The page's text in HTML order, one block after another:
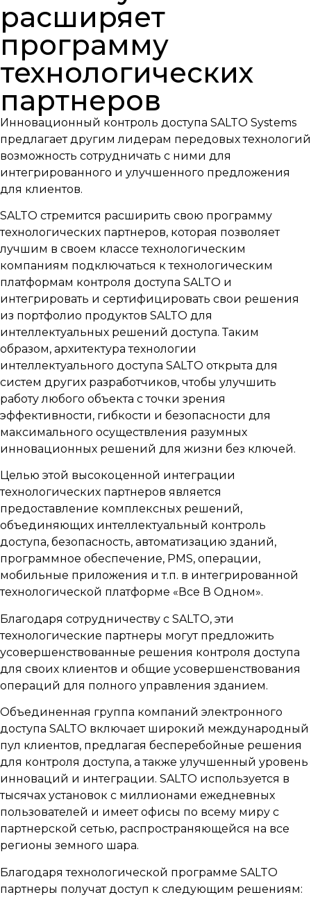
расширяет
программу
технологических
партнеров
Инновационный контроль доступа SALTO Systems
предлагает другим лидерам передовых технологий
возможность сотрудничать с ними для
интегрированного и улучшенного предложения
для клиентов.
SALTO стремится расширить свою программу
технологических партнеров, которая позволяет
лучшим в своем классе технологическим
компаниям подключаться к технологическим
платформам контроля доступа SALTO и
интегрировать и сертифицировать свои решения
из портфолио продуктов SALTO для
интеллектуальных решений доступа. Таким
образом, архитектура технологии
интеллектуального доступа SALTO открыта для
систем других разработчиков, чтобы улучшить
работу любого объекта с точки зрения
эффективности, гибкости и безопасности для
максимального осуществления разумных
инновационных решений для жизни без ключей.
Целью этой высокоценной интеграции
технологических партнеров является
предоставление комплексных решений,
объединяющих интеллектуальный контроль
доступа, безопасность, автоматизацию зданий,
программное обеспечение, PMS, операции,
мобильные приложения и т.п. в интегрированной
технологической платформе «Все В Одном».
Благодаря сотрудничеству с SALTO, эти
технологические партнеры могут предложить
усовершенствованные решения контроля доступа
для своих клиентов и общие усовершенствования
операций для полного управления зданием.
Объединенная группа компаний электронного
доступа SALTO включает широкий международный
пул клиентов, предлагая бесперебойные решения
для контроля доступа, а также улучшенный уровень
инноваций и интеграции. SALTO используется в
тысячах установок с миллионами ежедневных
пользователей и имеет офисы по всему миру с
партнерской сетью, распространяющейся на все
регионы земного шара.
Благодаря технологической программе SALTO
партнеры получат доступ к следующим решениям: